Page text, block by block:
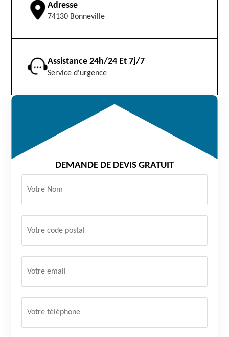
Adresse
74130 Bonneville
Assistance 24h/24 Et 7j/7
Service d'urgence
DEMANDE DE DEVIS GRATUIT